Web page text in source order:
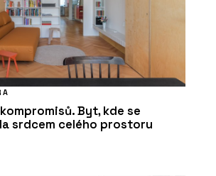
Byt, kde se
srdcem celého prostoru